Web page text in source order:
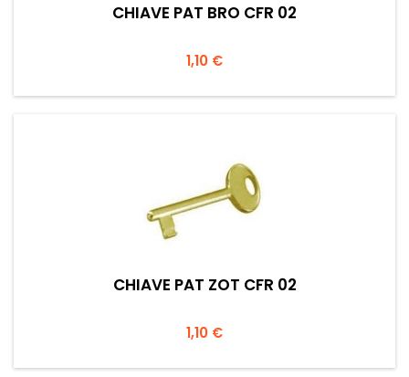
CHIAVE PAT BRO CFR 02
Prezzo
1,10 €
CHIAVE PAT ZOT CFR 02
Prezzo
1,10 €